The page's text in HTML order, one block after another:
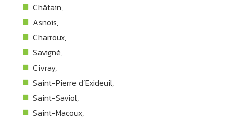
Châtain,
Asnois,
Charroux,
Savigné,
Civray,
Saint-Pierre d’Exideuil,
Saint-Saviol,
Saint-Macoux,